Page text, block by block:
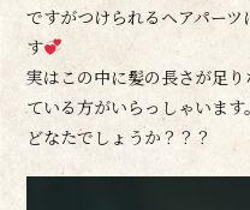
ですがつけられるヘアパー
す
実はこの中に髪の長さが足
ている方がいらっしゃいます。
どなたでしょうか？？？